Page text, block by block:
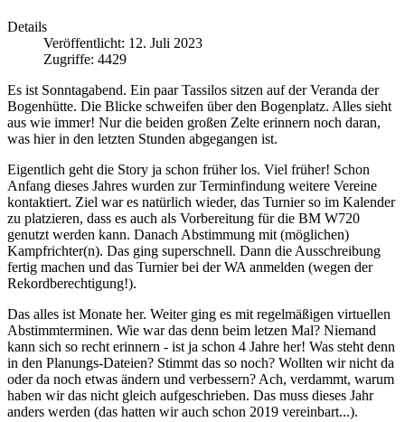
Details
Veröffentlicht: 12. Juli 2023
Zugriffe: 4429
Es ist Sonntagabend. Ein paar Tassilos sitzen auf der Veranda der
Bogenhütte. Die Blicke schweifen über den Bogenplatz. Alles sieht
aus wie immer! Nur die beiden großen Zelte erinnern noch daran,
was hier in den letzten Stunden abgegangen ist.
Eigentlich geht die Story ja schon früher los. Viel früher! Schon
Anfang dieses Jahres wurden zur Terminfindung weitere Vereine
kontaktiert. Ziel war es natürlich wieder, das Turnier so im Kalender
zu platzieren, dass es auch als Vorbereitung für die BM W720
genutzt werden kann. Danach Abstimmung mit (möglichen)
Kampfrichter(n). Das ging superschnell. Dann die Ausschreibung
fertig machen und das Turnier bei der WA anmelden (wegen der
Rekordberechtigung!).
Das alles ist Monate her. Weiter ging es mit regelmäßigen virtuellen
Abstimmterminen. Wie war das denn beim letzen Mal? Niemand
kann sich so recht erinnern - ist ja schon 4 Jahre her! Was steht denn
in den Planungs-Dateien? Stimmt das so noch? Wollten wir nicht da
oder da noch etwas ändern und verbessern? Ach, verdammt, warum
haben wir das nicht gleich aufgeschrieben. Das muss dieses Jahr
anders werden (das hatten wir auch schon 2019 vereinbart...).